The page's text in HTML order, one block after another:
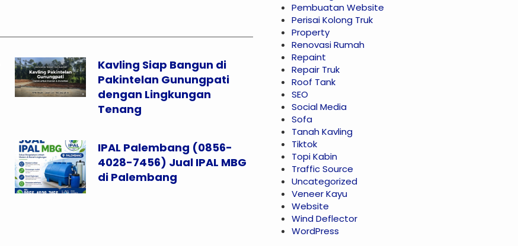
Kavling Siap Bangun di
Pakintelan Gunungpati
dengan Lingkungan
Tenang
IPAL Palembang (0856-
4028-7456) Jual IPAL MBG
di Palembang
Pembuatan Website
Perisai Kolong Truk
Property
Renovasi Rumah
Repaint
Repair Truk
Roof Tank
SEO
Social Media
Sofa
Tanah Kavling
Tiktok
Topi Kabin
Traffic Source
Uncategorized
Veneer Kayu
Website
Wind Deflector
WordPress